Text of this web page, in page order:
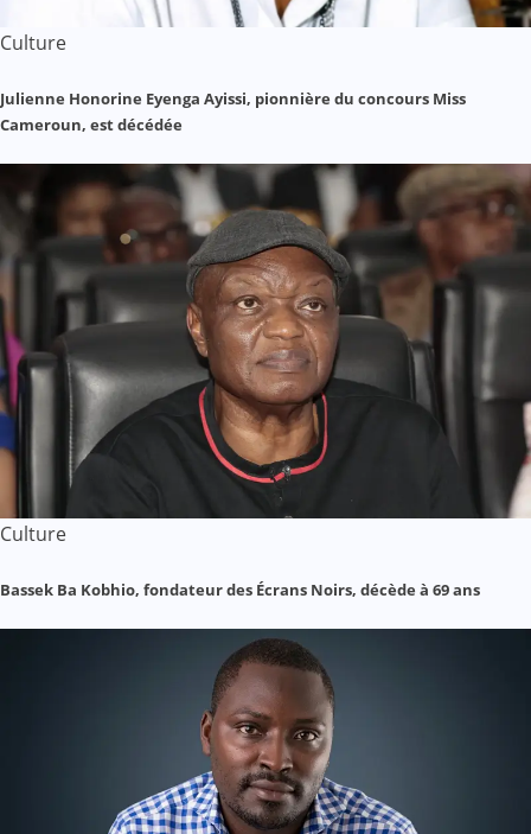
Culture
Julienne Honorine Eyenga Ayissi, pionnière du concours Miss
Cameroun, est décédée
Culture
Bassek Ba Kobhio, fondateur des Écrans Noirs, décède à 69 ans